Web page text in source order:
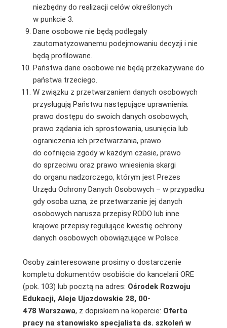
niezbędny do realizacji celów określonych
w punkcie 3.
Dane osobowe nie będą podlegały
zautomatyzowanemu podejmowaniu decyzji i nie
będą profilowane.
Państwa dane osobowe nie będą przekazywane do
państwa trzeciego.
W związku z przetwarzaniem danych osobowych
przysługują Państwu następujące uprawnienia:
prawo dostępu do swoich danych osobowych,
prawo żądania ich sprostowania, usunięcia lub
ograniczenia ich przetwarzania, prawo
do cofnięcia zgody w każdym czasie, prawo
do sprzeciwu oraz prawo wniesienia skargi
do organu nadzorczego, którym jest Prezes
Urzędu Ochrony Danych Osobowych – w przypadku
gdy osoba uzna, że przetwarzanie jej danych
osobowych narusza przepisy RODO lub inne
krajowe przepisy regulujące kwestię ochrony
danych osobowych obowiązujące w Polsce.
Osoby zainteresowane prosimy o dostarczenie
kompletu dokumentów osobiście do kancelarii ORE
(pok. 103) lub pocztą na adres: Ośrodek Rozwoju
Edukacji, Aleje Ujazdowskie 28, 00-
478 Warszawa, z dopiskiem na kopercie: Oferta
pracy na stanowisko specjalista ds. szkoleń w